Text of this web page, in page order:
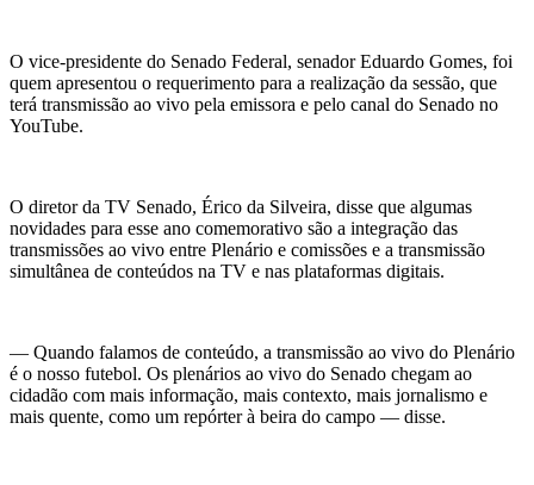
O vice-presidente do Senado Federal, senador Eduardo Gomes, foi
quem apresentou o requerimento para a realização da sessão, que
terá transmissão ao vivo pela emissora e pelo canal do Senado no
YouTube.
O diretor da TV Senado, Érico da Silveira, disse que algumas
novidades para esse ano comemorativo são a integração das
transmissões ao vivo entre Plenário e comissões e a transmissão
simultânea de conteúdos na TV e nas plataformas digitais.
— Quando falamos de conteúdo, a transmissão ao vivo do Plenário
é o nosso futebol. Os plenários ao vivo do Senado chegam ao
cidadão com mais informação, mais contexto, mais jornalismo e
mais quente, como um repórter à beira do campo — disse.